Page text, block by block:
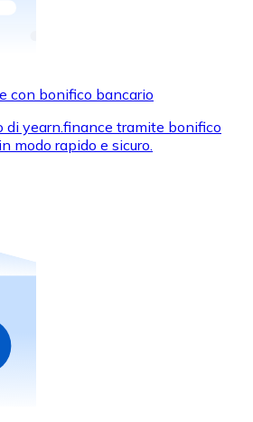
tuo conto Bitnovo o fai acquisti
debito
Mastercard per acquistare
dei tuoi marchi preferiti con
regalo
con bonifico bancario
di yearn.finance tramite bonifico
modo rapido e sicuro.